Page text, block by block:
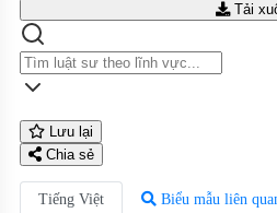
Tải
Lưu lại
Chia sẻ
Tiếng Việt Biểu mẫu liên